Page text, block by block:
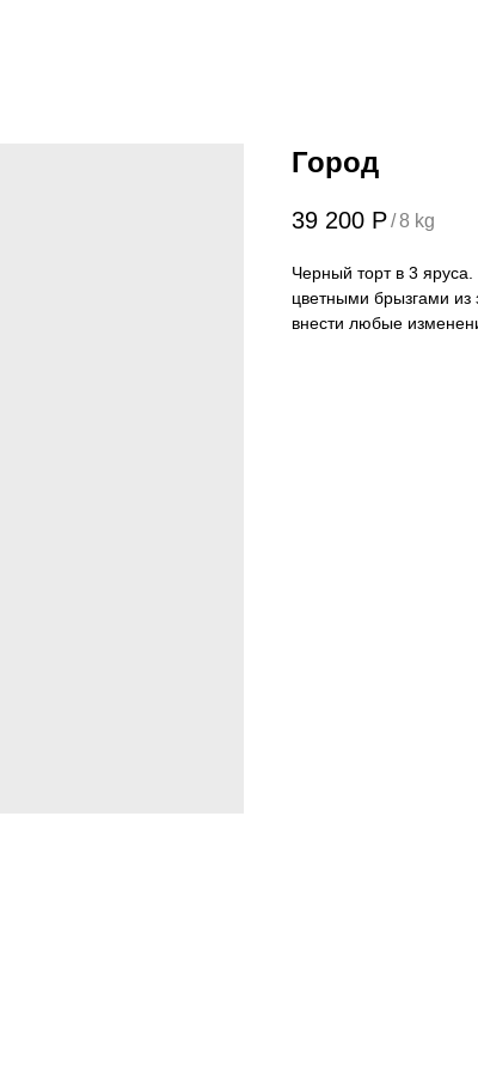
Город
39 200 Р/8 kg
Черный торт в 3
цветными брызгами из
внести любые